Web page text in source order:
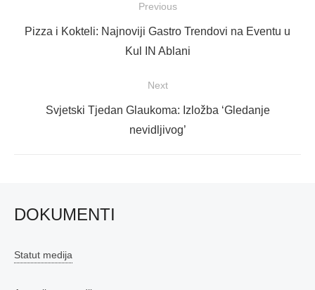
objava
Previous
Previous
Pizza i Kokteli: Najnoviji Gastro Trendovi na Eventu u
Kul IN Ablani
Next
Svjetski Tjedan Glaukoma: Izložba ‘Gledanje
nevidljivog’
DOKUMENTI
Statut medija